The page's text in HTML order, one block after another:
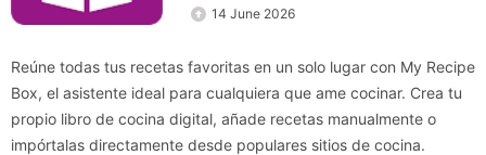
14 June 2026
Reúne todas tus recetas favoritas en un solo lugar con My Recipe
Box, el asistente ideal para cualquiera que ame cocinar. Crea tu
propio libro de cocina digital, añade recetas manualmente o
impórtalas directamente desde populares sitios de cocina.